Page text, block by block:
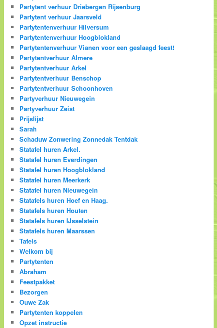
Partytent verhuur Driebergen Rijsenburg
Partytent verhuur Jaarsveld
Partytentenverhuur Hilversum
Partytentenverhuur Hoogblokland
Partytentenverhuur Vianen voor een geslaagd feest!
Partytentverhuur Almere
Partytentverhuur Arkel
Partytentverhuur Benschop
Partytentverhuur Schoonhoven
Partyverhuur Nieuwegein
Partyverhuur Zeist
Prijslijst
Sarah
Schaduw Zonwering Zonnedak Tentdak
Statafel huren Arkel.
Statafel huren Everdingen
Statafel huren Hoogblokland
Statafel huren Meerkerk
Statafel huren Nieuwegein
Statafels huren Hoef en Haag.
Statafels huren Houten
Statafels huren IJsselstein
Statafels huren Maarssen
Tafels
Welkom bij
Partytenten
Abraham
Feestpakket
Bezorgen
Ouwe Zak
Partytenten koppelen
Opzet instructie